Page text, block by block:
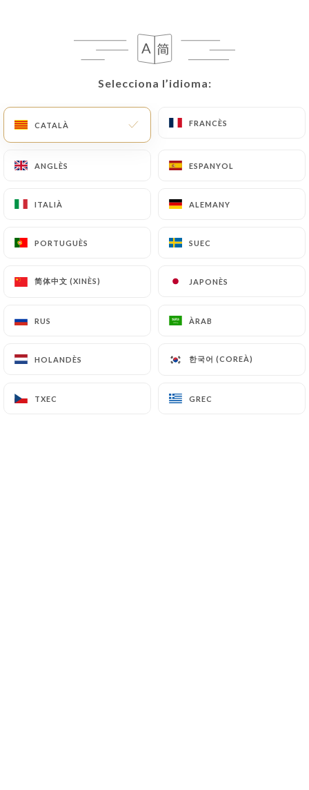
Selecciona l’idioma:
CATALÀ FRANCÈS
ANGLÈS ESPANYOL
ITALIÀ ALEMANY
PORTUGUÈS SUEC
简体中文 (XINÈS) JAPONÈS
RUS ÀRAB
HOLANDÈS 한국어 (COREÀ)
TXEC GREC
Selecciona l’idioma:
CATALÀ FRANCÈS
ANGLÈS ESPANYOL
ITALIÀ ALEMANY
PORTUGUÈS SUEC
简体中文 (XINÈS) JAPONÈS
RUS ÀRAB
HOLANDÈS 한국어 (COREÀ)
TXEC GREC